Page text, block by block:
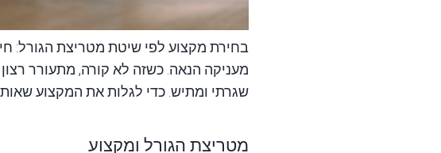
בחירת מקצוע לפי שיטת מטריצת הגורל:
מעניקה הנאה. כשזה לא קורה, מתעורר
שגרתי ומתיש. כדי לגלות את המקצוע
מטריצת הגורל ומקצוע